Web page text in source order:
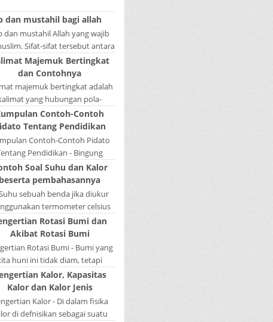
lakukan adalah mencari luas
lingkaran tabun...
dan mustahil bagi allah
dan mustahil Allah yang wajib
Sifat-sifat tersebut antara
Wajib Tulisan A...
Majemuk Bertingkat
dan Contohnya
majemuk bertingkat adalah
yang hubungan pola-
tidak sederajat. Salah satu
menduduki sebagai induk
kalimat, se...
Contoh-Contoh
Tentang Pendidikan
Contoh-Contoh Pidato
Pendidikan - Bingung
tugas bikin pidato sekolah?
Atau sedang nyari kumpulan
contoh-contoh ...
Soal Suhu dan Kalor
beserta pembahasannya
sebuah benda jika diukur
termometer celsius
bernilai 45. Berapa nilai yang
ditunjukkan oleh termometer
Reamur, ...
Rotasi Bumi dan
Akibat Rotasi Bumi
Rotasi Bumi - Bumi yang
huni ini tidak diam, tetapi
pada porosnya yang
rotasi bumi. Waktu yang
diperlukan...
Kalor, Kapasitas
Kalor dan Kalor Jenis
Kalor - Di dalam fisika
di defnisikan sebagai suatu